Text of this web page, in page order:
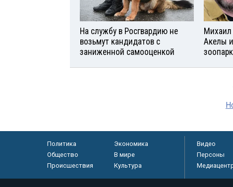
На службу в Росгвардию не
возьмут кандидатов с
заниженной самооценкой
Михаил
Акелы
Политика
Экономика
Общество
В мире
Происшествия
Культура
Видео
Персоны